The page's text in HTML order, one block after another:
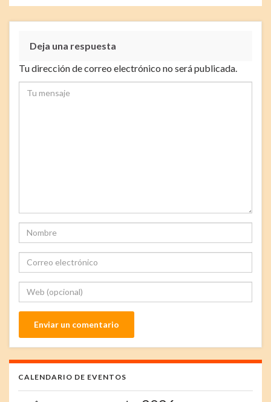
Deja una respuesta
Tu dirección de correo electrónico no será publicada.
CALENDARIO DE EVENTOS